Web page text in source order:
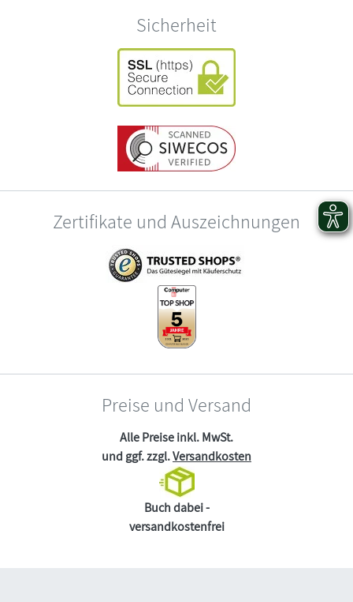
Sicherheit
Zertifikate und Auszeichnungen
Preise und Versand
Alle Preise inkl. MwSt.
und ggf. zzgl.Versandkosten
Buch dabei -
versandkostenfrei